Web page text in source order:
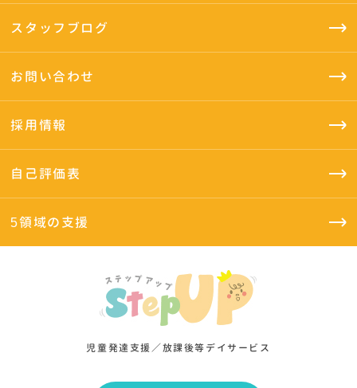
スタッフブログ
お問い合わせ
採用情報
自己評価表
5領域の支援
児童発達支援／放課後等デイサービス